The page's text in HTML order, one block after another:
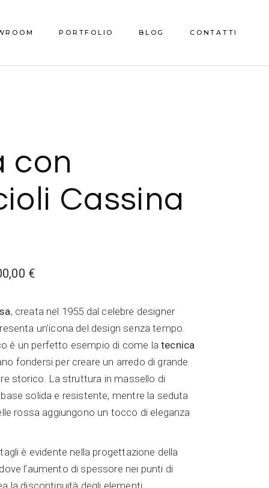
PORTFOLIO BLOG CONTATTI
con
Cassina
€
, creata nel 1955 dal celebre designer
un’icona del design senza tempo.
è un perfetto esempio di come latecnica
fondersi per creare un arredo di grande
storico. La struttura in massello di
solida e resistente, mentre la seduta
rossa aggiungono un tocco di eleganza
è evidente nella progettazione della
l’aumento di spessore nei punti di
la discontinuità degli elementi,